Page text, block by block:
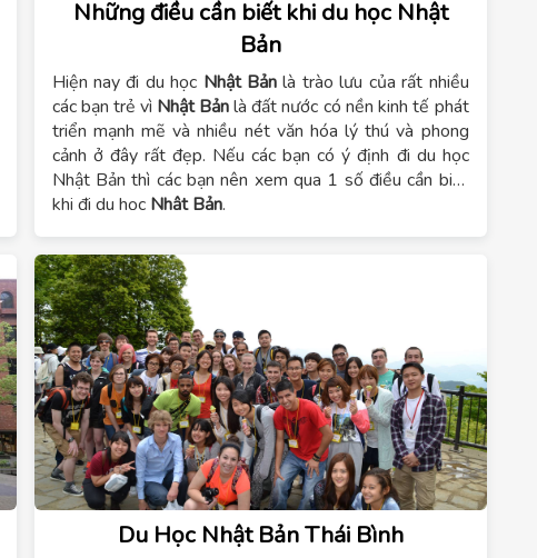
Những điều cần biết khi du học Nhật
Bản
Hiện nay đi du học Nhật Bảnlà trào lưu của rất nhiều
các bạn trẻ vì Nhật Bảnlà đất nước có nền kinh tế phát
triển mạnh mẽ và nhiều nét văn hóa lý thú và phong
cảnh ở đây rất đẹp. Nếu các bạn có ý định đi du học
Nhật Bản thì các bạn nên xem qua 1 số điều cần biết
khi đi du họcNhật Bản.
Du Học Nhật Bản Thái Bình